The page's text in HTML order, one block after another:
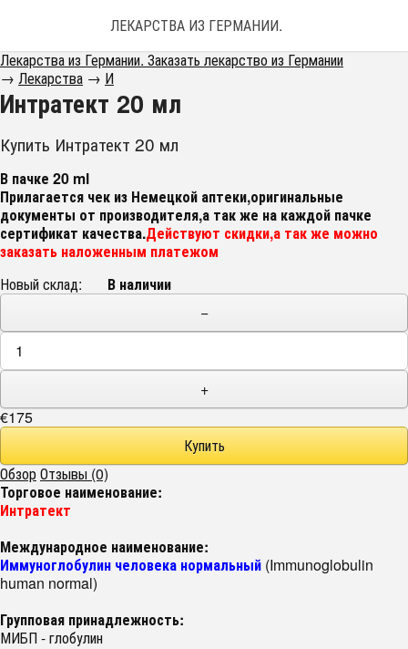
ЛЕКАРСТВА ИЗ ГЕРМАНИИ. ЗАКАЗАТЬ
Лекарства из Германии. Заказать лекарство из Германии
→ Лекарства → И
Интратект 20 мл
Купить Интратект 20 мл
В пачке 20 ml
Прилагается чек из Немецкой аптеки,оригинальные
документы от производителя,а так же на каждой пачке
сертификат качества.Действуют скидки,а так же можно
заказать наложенным платежом
Новый склад:
В наличии
−
+
€175
ОбзорОтзывы (0)
Торговое наименование:
Интратект
Международное наименование:
Иммуноглобулин человека нормальный (Immunoglobulin
human normal)
Групповая принадлежность:
МИБП - глобулин